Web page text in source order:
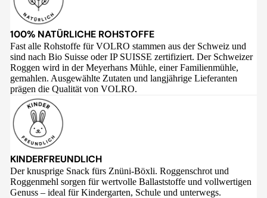
100% NATÜRLICHE ROHSTOFFE
Fast alle Rohstoffe für VOLRO stammen aus der Schweiz und
sind nach Bio Suisse oder IP SUISSE zertifiziert. Der Schweizer
Roggen wird in der Meyerhans Mühle, einer Familienmühle,
gemahlen. Ausgewählte Zutaten und langjährige Lieferanten
prägen die Qualität von VOLRO.
KINDERFREUNDLICH
Der knusprige Snack fürs Znüni-Böxli. Roggenschrot und
Roggenmehl sorgen für wertvolle Ballaststoffe und vollwertigen
Genuss – ideal für Kindergarten, Schule und unterwegs.